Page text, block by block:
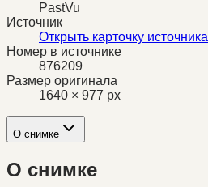
PastVu
Источник
Открыть карточку источника
Номер в источнике
876209
Размер оригинала
1640 × 977 px
О снимке
О снимке